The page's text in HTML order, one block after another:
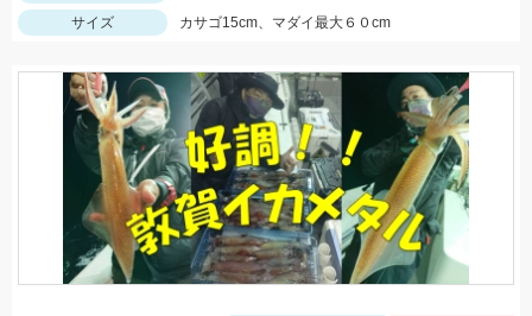
サイズ
カサゴ15cm、マダイ最大６０cm